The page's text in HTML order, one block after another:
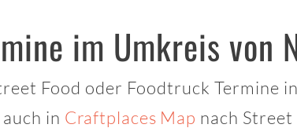
im Umkreis von
Food oder Foodtruck Termine
in Craftplaces Map nach Street